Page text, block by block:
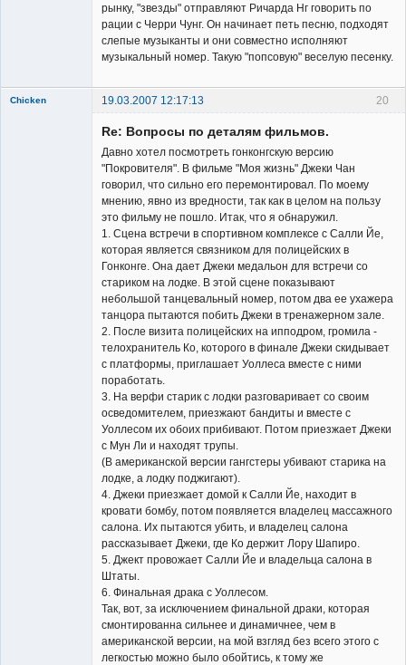
рынку, "звезды" отправляют Ричарда Нг говорить по
рации с Черри Чунг. Он начинает петь песню, подходят
слепые музыканты и они совместно исполняют
музыкальный номер. Такую "попсовую" веселую песенку.
20
Chicken
19.03.2007 12:17:13
Re: Вопросы по деталям фильмов.
Давно хотел посмотреть гонконгскую версию
"Покровителя". В фильме "Моя жизнь" Джеки Чан
говорил, что сильно его перемонтировал. По моему
мнению, явно из вредности, так как в целом на пользу
это фильму не пошло. Итак, что я обнаружил.
1. Сцена встречи в спортивном комплексе с Салли Йе,
которая является связником для полицейских в
Гонконге. Она дает Джеки медальон для встречи со
стариком на лодке. В этой сцене показывают
небольшой танцевальный номер, потом два ее ухажера
танцора пытаются побить Джеки в тренажерном зале.
2. После визита полицейских на ипподром, громила -
телохранитель Ко, которого в финале Джеки скидывает
с платформы, приглашает Уоллеса вместе с ними
поработать.
3. На верфи старик с лодки разговаривает со своим
осведомителем, приезжают бандиты и вместе с
Уоллесом их обоих прибивают. Потом приезжает Джеки
с Мун Ли и находят трупы.
(В американской версии гангстеры убивают старика на
лодке, а лодку поджигают).
4. Джеки приезжает домой к Салли Йе, находит в
кровати бомбу, потом появляется владелец массажного
салона. Их пытаются убить, и владелец салона
рассказывает Джеки, где Ко держит Лору Шапиро.
5. Джект провожает Салли Йе и владельца салона в
Штаты.
6. Финальная драка с Уоллесом.
Так, вот, за исключением финальной драки, которая
смонтированна сильнее и динамичнее, чем в
американской версии, на мой взгляд без всего этого с
легкостью можно было обойтись, к тому же